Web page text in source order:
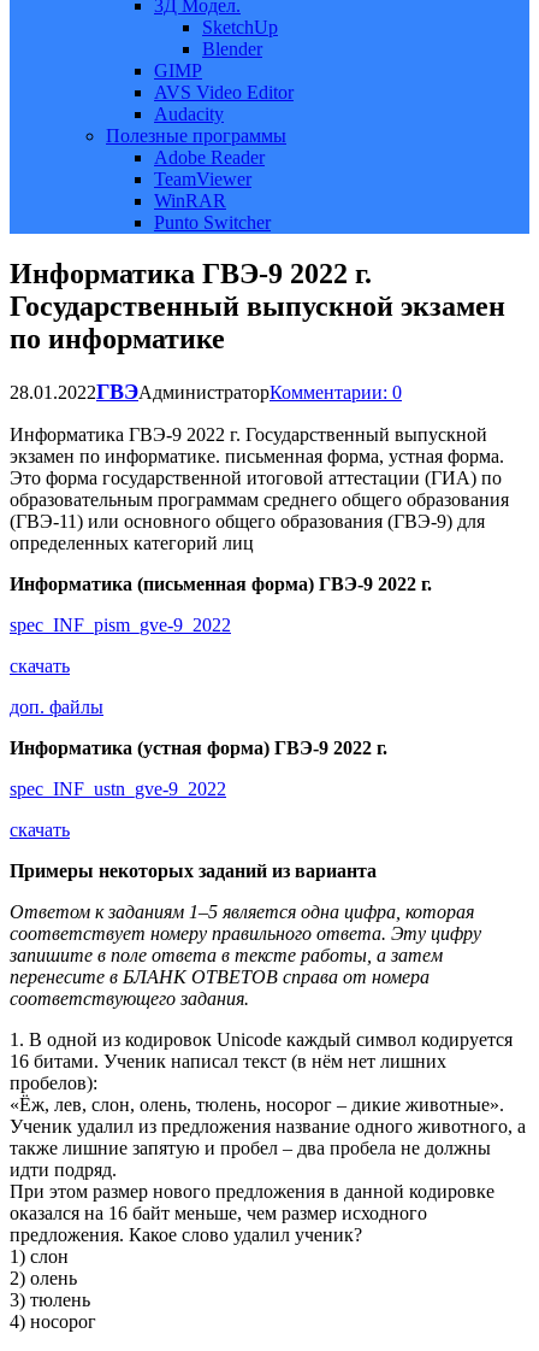
3Д Модел.
SketchUp
Blender
GIMP
AVS Video Editor
Audacity
Полезные программы
Adobe Reader
TeamViewer
WinRAR
Punto Switcher
Информатика ГВЭ-9 2022 г.
Государственный выпускной экзамен
по информатике
28.01.2022ГВЭАдминистраторКомментарии: 0
Информатика ГВЭ-9 2022 г. Государственный выпускной
экзамен по информатике. письменная форма, устная форма.
Это форма государственной итоговой аттестации (ГИА) по
образовательным программам среднего общего образования
(ГВЭ-11) или основного общего образования (ГВЭ-9) для
определенных категорий лиц
Информатика (письменная форма) ГВЭ-9 2022 г.
spec_INF_pism_gve-9_2022
скачать
доп. файлы
Информатика (устная форма) ГВЭ-9 2022 г.
spec_INF_ustn_gve-9_2022
скачать
Примеры некоторых заданий из варианта
Ответом к заданиям 1–5 является одна цифра, которая
соответствует номеру правильного ответа. Эту цифру
запишите в поле ответа в тексте работы, а затем
перенесите в БЛАНК ОТВЕТОВ справа от номера
соответствующего задания.
1. В одной из кодировок Unicode каждый символ кодируется
16 битами. Ученик написал текст (в нём нет лишних
пробелов):
«Ёж, лев, слон, олень, тюлень, носорог – дикие животные».
Ученик удалил из предложения название одного животного, а
также лишние запятую и пробел – два пробела не должны
идти подряд.
При этом размер нового предложения в данной кодировке
оказался на 16 байт меньше, чем размер исходного
предложения. Какое слово удалил ученик?
1) слон
2) олень
3) тюлень
4) носорог